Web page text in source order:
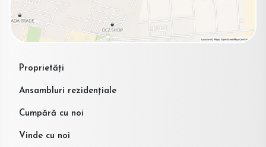
Proprietăți
Ansambluri rezidențiale
Cumpără cu noi
Vinde cu noi